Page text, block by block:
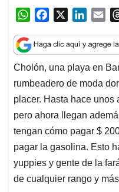
W
a
t
s
A
p
p
c
e
b
o
o
k
n
k
e
d
I
n
a
i
l
Cholón, una playa en
rumbeadero de moda
placer. Hasta hace unos
pero ahora llegan
tengan cómo pagar $
pagar la gasolina. Esto
yuppies y gente de la
de cualquier rango y